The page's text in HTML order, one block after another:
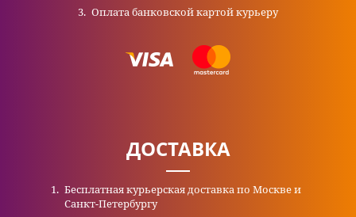
Оплата банковской картой курьеру
ДОСТАВКА
Бесплатная курьерская доставка по Москве и
Санкт-Петербургу